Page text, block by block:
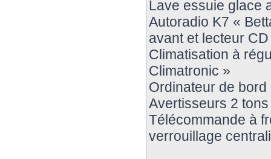
Lave essuie glace
Autoradio K7 «
avant et lecteur
Climatisation à
Climatronic »
Ordinateur de bord
Avertisseurs 2 tons
Télécommande à
verrouillage